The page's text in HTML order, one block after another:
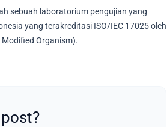
sebuah laboratorium pengujian yang
yang terakreditasi ISO/IEC 17025 oleh
Organism).